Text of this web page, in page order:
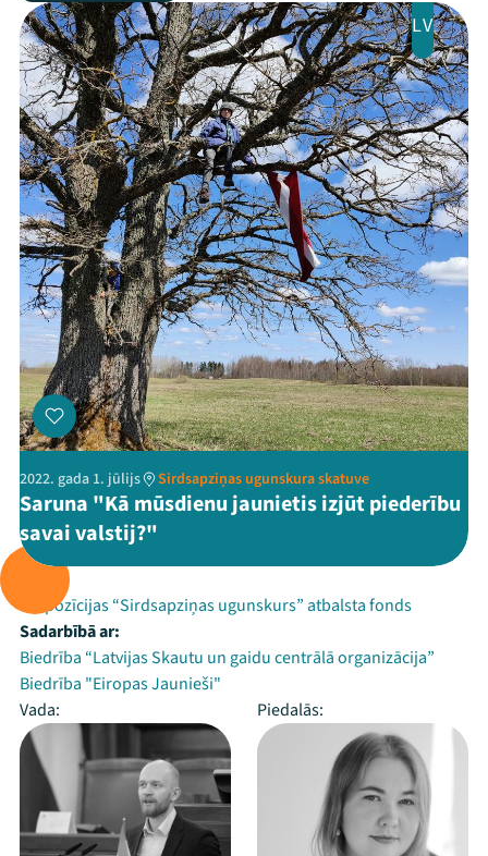
LV
2022. gada 1. jūlijs Sirdsapziņas ugunskura skatuve
Saruna "Kā mūsdienu jaunietis izjūt piederību
savai valstij?"
Ekspozīcijas “Sirdsapziņas ugunskurs” atbalsta fonds
Sadarbībā ar:
Biedrība “Latvijas Skautu un gaidu centrālā organizācija”
Biedrība "Eiropas Jaunieši"
Vada:
Piedalās: